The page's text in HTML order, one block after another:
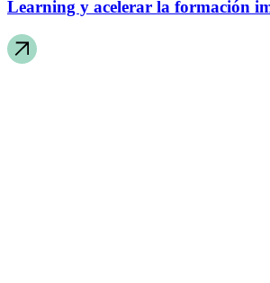
Learning y acelerar la formación